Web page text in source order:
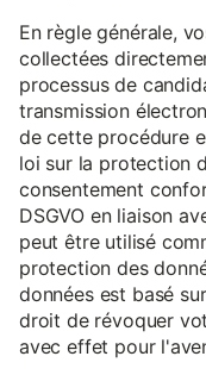
En règle générale,
collectées
processus de
transmission
de cette procédure
loi sur la protection
consentement
DSGVO en liaison
peut être utilisé
protection des
données est basé
droit de révoquer
avec effet pour